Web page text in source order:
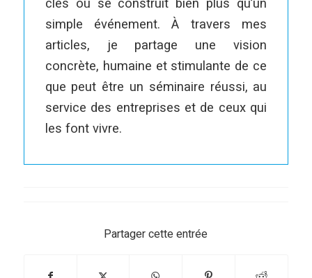
simple événement. À travers mes
articles, je partage une vision
concrète, humaine et stimulante de ce
que peut être un séminaire réussi, au
service des entreprises et de ceux qui
les font vivre.
Partager cette entrée